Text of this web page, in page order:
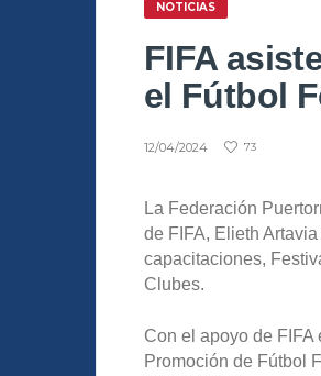
NOTICIAS
FIFA
el Fútbol
12/04/2024 73
La Federación
de FIFA, Elieth
capacitaciones,
Clubes.
Con el apoyo de
Promoción de Fútbol